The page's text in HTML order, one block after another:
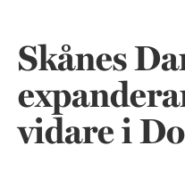
Skånes
vidare i